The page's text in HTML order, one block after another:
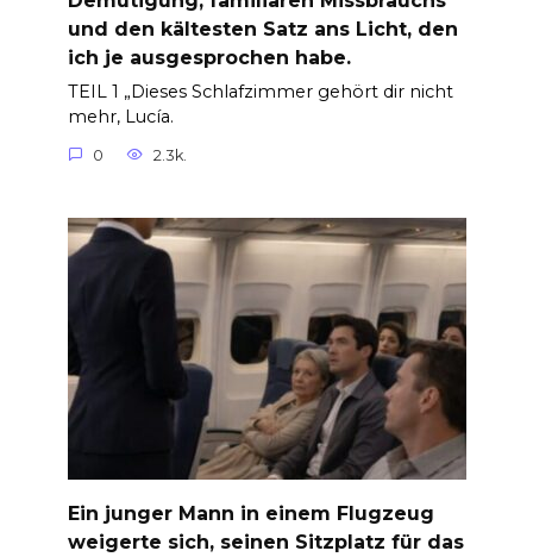
und den kältesten Satz ans Licht, den
ich je ausgesprochen habe.
TEIL 1 „Dieses Schlafzimmer gehört dir nicht
mehr, Lucía.
0 2.3k.
Ein junger Mann in einem Flugzeug
weigerte sich, seinen Sitzplatz für das